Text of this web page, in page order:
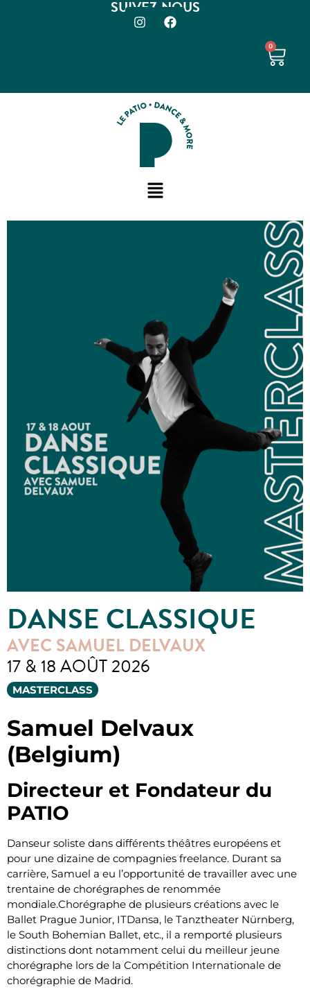
SUIVEZ-NOUS
0
DANSE CLASSIQUE
AVEC SAMUEL DELVAUX
17 & 18 AOÛT 2026
MASTERCLASS
Samuel Delvaux
(Belgium)
Directeur et Fondateur du
PATIO
Danseur soliste dans différents théâtres européens et
pour une dizaine de compagnies freelance. Durant sa
carrière, Samuel a eu l’opportunité de travailler avec une
trentaine de chorégraphes de renommée
mondiale.Chorégraphe de plusieurs créations avec le
Ballet Prague Junior, ITDansa, le Tanztheater Nürnberg,
le South Bohemian Ballet, etc., il a remporté plusieurs
distinctions dont notamment celui du meilleur jeune
chorégraphe lors de la Compétition Internationale de
chorégraphie de Madrid.